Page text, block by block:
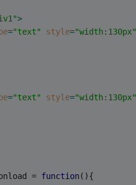
>
="text" style="width:130px"
="text" style="width:130px"
= function( ){